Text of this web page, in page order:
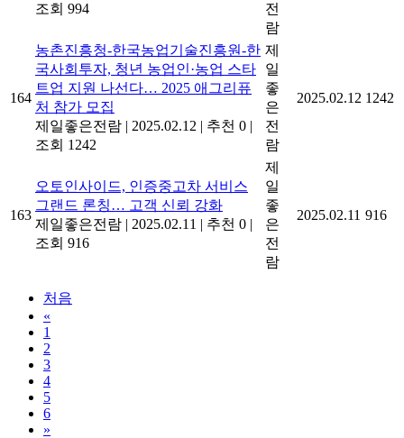
조회 994
전
람
164
농촌진흥청-한국농업기술진흥원-한
국사회투자, 청년 농업인·농업 스타
트업 지원 나선다… 2025 애그리퓨
처 참가 모집
제일좋은전람 | 2025.02.12 | 추천 0 |
조회 1242
제
일
좋
은
전
람
2025.02.12 1242
163
오토인사이드, 인증중고차 서비스
그랜드 론칭… 고객 신뢰 강화
제일좋은전람 | 2025.02.11 | 추천 0 |
조회 916
제
일
좋
은
전
람
2025.02.11 916
처음
«
1
2
3
4
5
6
»